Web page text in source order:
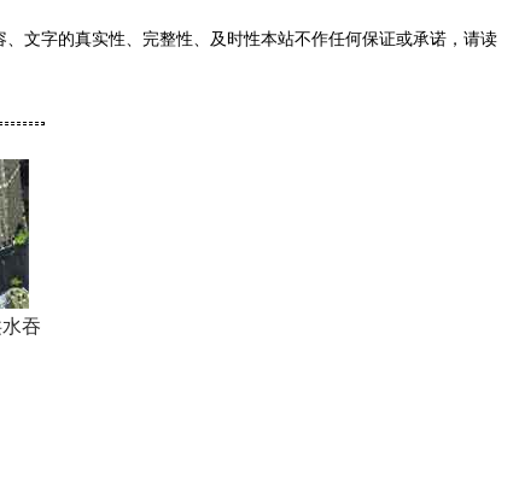
文字的真实性、完整性、及时性本站不作任何保证或承诺，请读
吞